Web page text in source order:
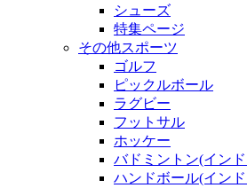
シューズ
特集ページ
その他スポーツ
ゴルフ
ピックルボール
ラグビー
フットサル
ホッケー
バドミントン(イン
ハンドボール(イン